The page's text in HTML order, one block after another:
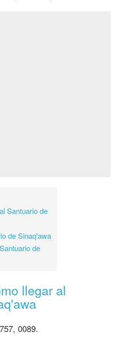
Santuario de
de Sinaq'awa
de
llegar al
0089.